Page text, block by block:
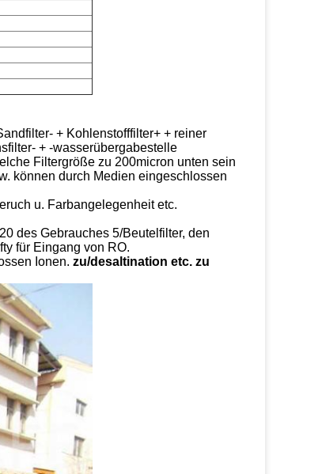
+ Kohlenstofffilter+ + reiner
+ -wasserübergabestelle
Filtergröße zu 200micron unten sein
können durch Medien eingeschlossen
u. Farbangelegenheit etc.
des Gebrauches 5/Beutelfilter, den
für Eingang von RO.
Ionen. zu/desaltination etc. zu